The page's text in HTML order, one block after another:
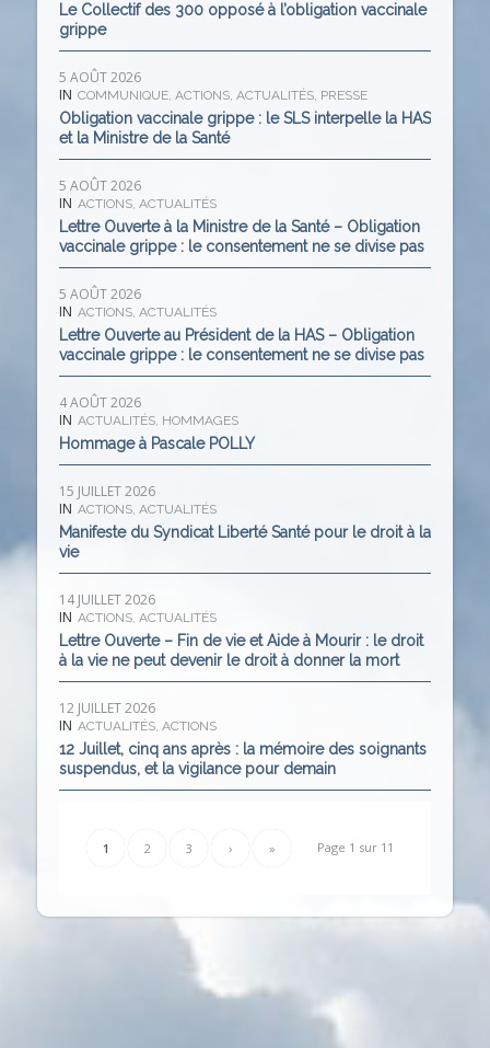
Le Collectif des 300 opposé à l’obligation vaccinale
grippe
5 AOÛT 2026
IN COMMUNIQUE, ACTIONS, ACTUALITÉS, PRESSE
Obligation vaccinale grippe : le SLS interpelle la HAS
et la Ministre de la Santé
5 AOÛT 2026
IN ACTIONS, ACTUALITÉS
Lettre Ouverte à la Ministre de la Santé – Obligation
vaccinale grippe : le consentement ne se divise pas
5 AOÛT 2026
IN ACTIONS, ACTUALITÉS
Lettre Ouverte au Président de la HAS – Obligation
vaccinale grippe : le consentement ne se divise pas
4 AOÛT 2026
IN ACTUALITÉS, HOMMAGES
Hommage à Pascale POLLY
15 JUILLET 2026
IN ACTIONS, ACTUALITÉS
Manifeste du Syndicat Liberté Santé pour le droit à la
vie
14 JUILLET 2026
IN ACTIONS, ACTUALITÉS
Lettre Ouverte – Fin de vie et Aide à Mourir : le droit
à la vie ne peut devenir le droit à donner la mort
12 JUILLET 2026
IN ACTUALITÉS, ACTIONS
12 Juillet, cinq ans après : la mémoire des soignants
suspendus, et la vigilance pour demain
Page 1 sur 11
1 2 3 › »